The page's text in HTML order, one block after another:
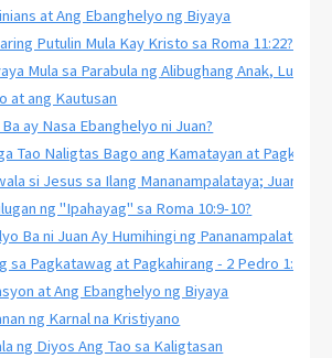
at Ang Ebanghelyo ng Biyaya
Putulin Mula Kay Kristo sa Roma 11:22?
Mula sa Parabula ng Alibughang Anak, Lukas
at ang Kautusan
ay Nasa Ebanghelyo ni Juan?
Tao Naligtas Bago ang Kamatayan at
si Jesus sa Ilang Mananampalataya; Juan
ng "Ipahayag" sa Roma 10:9-10?
Ba ni Juan Ay Humihingi ng Pananampalataya
sa Pagkatawag at Pagkahirang - 2 Pedro 1:10-11
at Ang Ebanghelyo ng Biyaya
ng Karnal na Kristiyano
ng Diyos Ang Tao sa Kaligtasan